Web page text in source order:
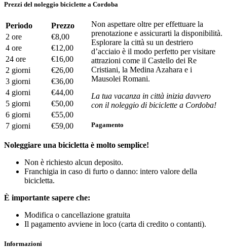
Prezzi del noleggio biciclette a Cordoba
Periodo
Prezzo
2 ore
€8,00
4 ore
€12,00
24 ore
€16,00
2 giorni
€26,00
3 giorni
€36,00
4 giorni
€44,00
5 giorni
€50,00
6 giorni
€55,00
7 giorni
€59,00
Non aspettare oltre per effettuare la
prenotazione e assicurarti la disponibilità.
Esplorare la città su un destriero
d’acciaio è il modo perfetto per visitare
attrazioni come il Castello dei Re
Cristiani, la Medina Azahara e i
Mausolei Romani.
La tua vacanza in città inizia davvero
con il noleggio di biciclette a Cordoba!
Pagamento
Noleggiare una bicicletta è molto semplice!
Non è richiesto alcun deposito.
Franchigia in caso di furto o danno: intero valore della
bicicletta.
È importante sapere che:
Modifica o cancellazione gratuita
Il pagamento avviene in loco (carta di credito o contanti).
Informazioni